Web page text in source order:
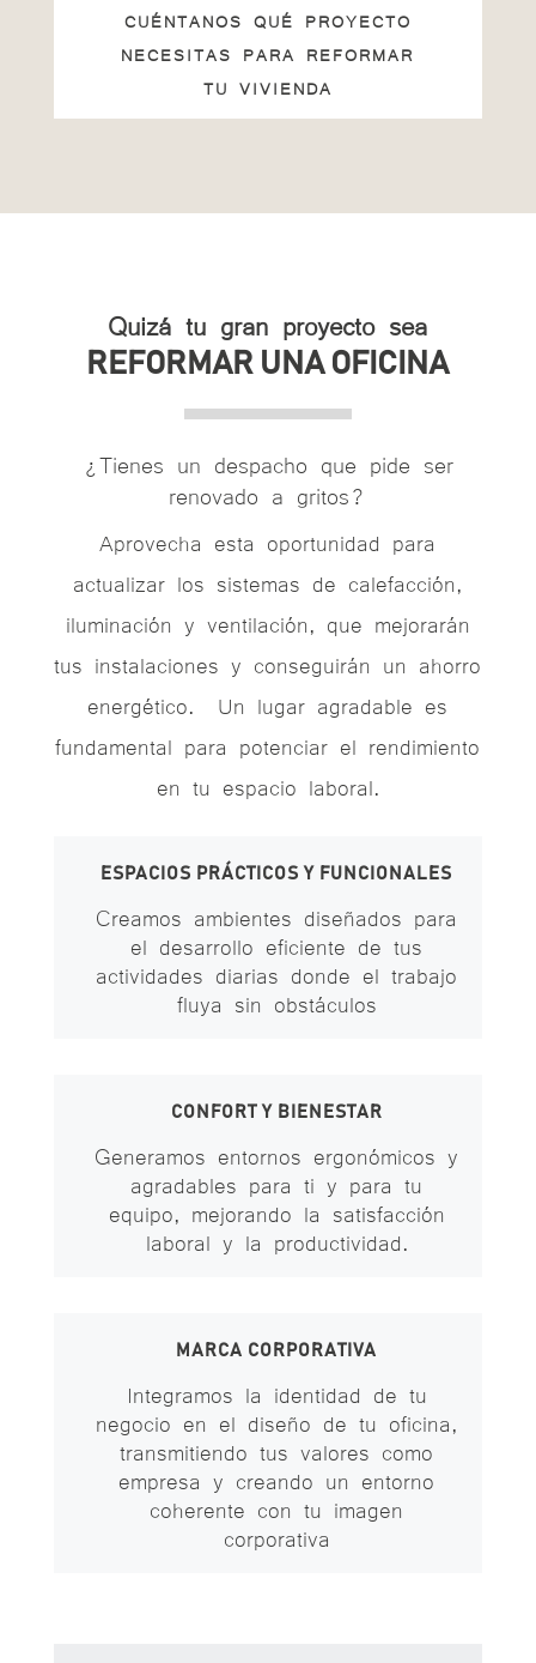
CUÉNTANOS QUÉ PROYECTO
NECESITAS PARA REFORMAR
TU VIVIENDA
ESPACIOS PRÁCTICOS Y FUNCIONALES
Creamos ambientes diseñados para
el desarrollo eficiente de tus
actividades diarias donde el trabajo
fluya sin obstáculos
CONFORT Y BIENESTAR
Generamos entornos ergonómicos y
agradables para ti y para tu
equipo, mejorando la satisfacción
laboral y la productividad.
MARCA CORPORATIVA
Integramos la identidad de tu
negocio en el diseño de tu oficina,
transmitiendo tus valores como
empresa y creando un entorno
coherente con tu imagen
corporativa
Quizá tu gran proyecto sea
REFORMAR UNA OFICINA
¿Tienes un despacho que pide ser
renovado a gritos?
Aprovecha esta oportunidad para
actualizar los sistemas de calefacción,
iluminación y ventilación, que mejorarán
tus instalaciones y conseguirán un ahorro
energético. Un lugar agradable es
fundamental para potenciar el rendimiento
en tu espacio laboral.